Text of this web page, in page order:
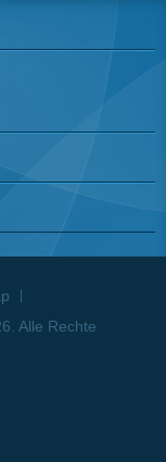
Alle Rechte